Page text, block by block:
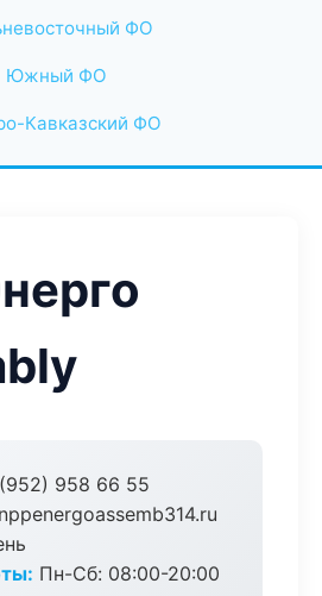
ФО
Южный ФО
Кавказский ФО
958 66 55
Пн-Сб: 08:00-20:00